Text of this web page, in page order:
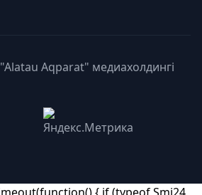
Aqparat" медиахолдингі